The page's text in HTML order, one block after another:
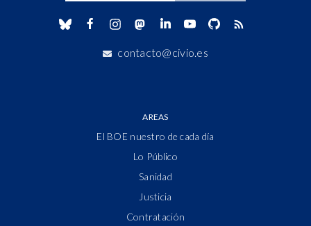
contacto@civio.es
AREAS
El BOE nuestro de cada día
Lo Público
Sanidad
Justicia
Contratación